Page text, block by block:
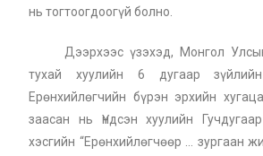
нь тогтоогдоогүй болно.
Дээрхээс үзэхэд, Монгол
тухай хуулийн 6 дугаар
Ерөнхийлөгчийн бүрэн эрхийн
заасан нь Үндсэн хуулийн
хэсгийн “Ерөнхийлөгчөөр … зургаан